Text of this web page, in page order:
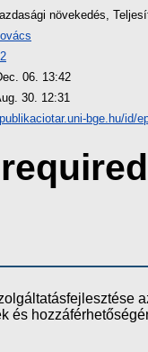
növekedés,
06. 13:42
30. 12:31
bge.hu/id/
és